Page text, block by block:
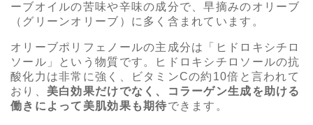
ーブオイルの苦味や辛味の成分で、早摘みのオリーブ
（グリーンオリーブ）に多く含まれています。
オリーブポリフェノールの主成分は「ヒドロキシチロ
ソール」という物質です。ヒドロキシチロソールの抗
酸化力は非常に強く、ビタミンCの約10倍と言われて
おり、 美白効果だけでなく、コラーゲン生成を助ける
働きによって美肌効果も期待できます。